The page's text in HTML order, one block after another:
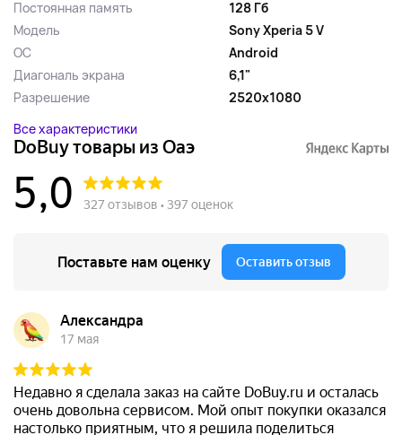
Постоянная память
128 Гб
Модель
Sony Xperia 5 V
ОС
Android
Диагональ экрана
6,1"
Разрешение
2520х1080
Все характеристики